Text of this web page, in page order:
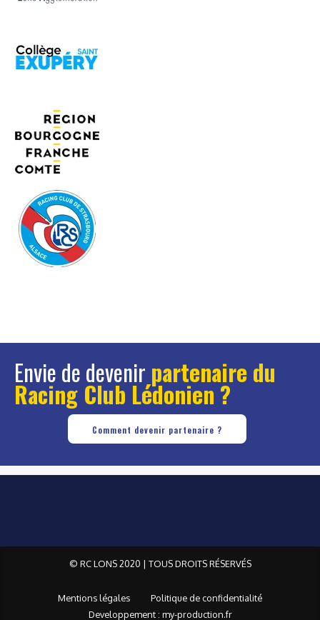
Envie de devenir partenaire du
Racing Club Lédonien ?
Comment devenir partenaire ?
© RC LONS 2020 | TOUS DROITS RÉSERVÉS
Mentions légales
Politique de confidentialité
Developpement : my-production.fr